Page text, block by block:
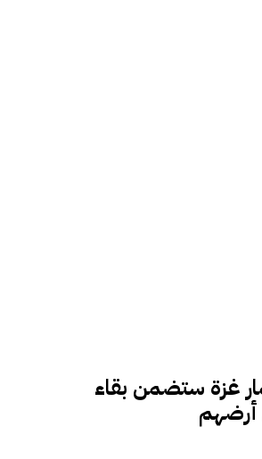
غزة ستضمن بقاء
أرضهم